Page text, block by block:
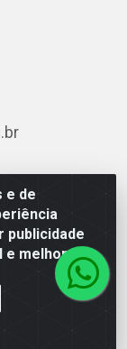
e de
publicidade
e melhorar a
- Aviário,
- CNPJ